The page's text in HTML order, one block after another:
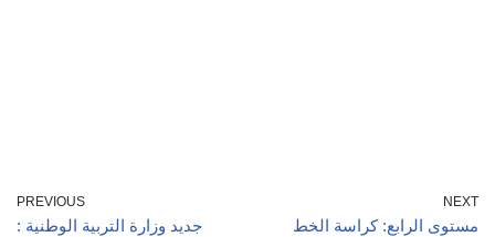
PREVIOUS
جديد وزارة التربية الوطنية :
NEXT
مستوى الرابع: كراسة الخط